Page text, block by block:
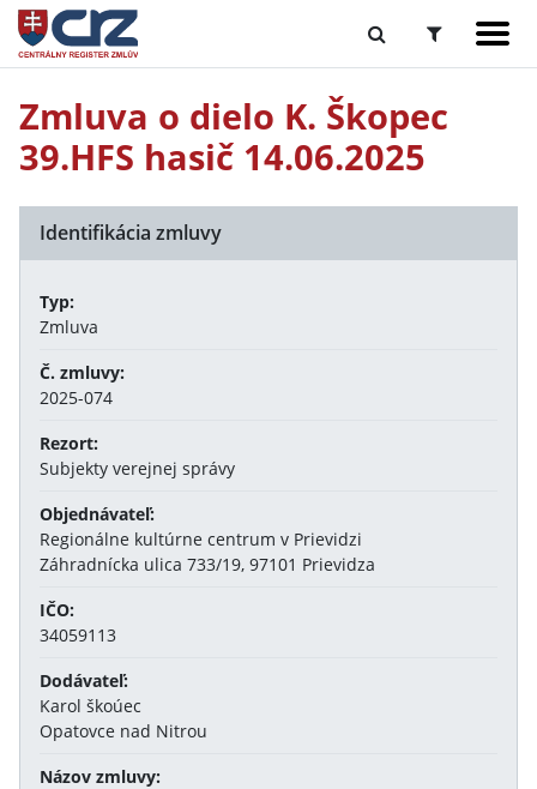
Zmluva o dielo K. Škopec
39.HFS hasič 14.06.2025
Identifikácia zmluvy
Typ:
Zmluva
Č. zmluvy:
2025-074
Rezort:
Subjekty verejnej správy
Objednávateľ:
Regionálne kultúrne centrum v Prievidzi
Záhradnícka ulica 733/19, 97101 Prievidza
IČO:
34059113
Dodávateľ:
Karol škoúec
Opatovce nad Nitrou
Názov zmluvy: